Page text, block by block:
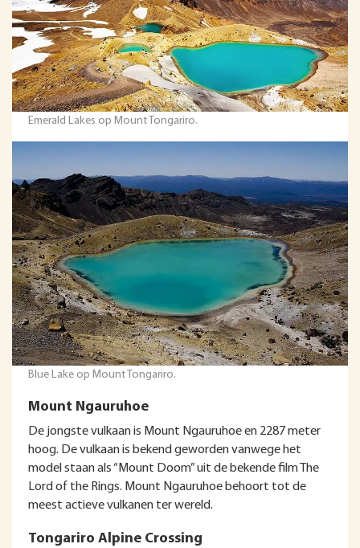
Emerald Lakes op Mount Tongariro.
Blue Lake op Mount Tongariro.
Mount Ngauruhoe
De jongste vulkaan is Mount Ngauruhoe en 2287 meter
hoog. De vulkaan is bekend geworden vanwege het
model staan als “Mount Doom” uit de bekende film The
Lord of the Rings. Mount Ngauruhoe behoort tot de
meest actieve vulkanen ter wereld.
Tongariro Alpine Crossing